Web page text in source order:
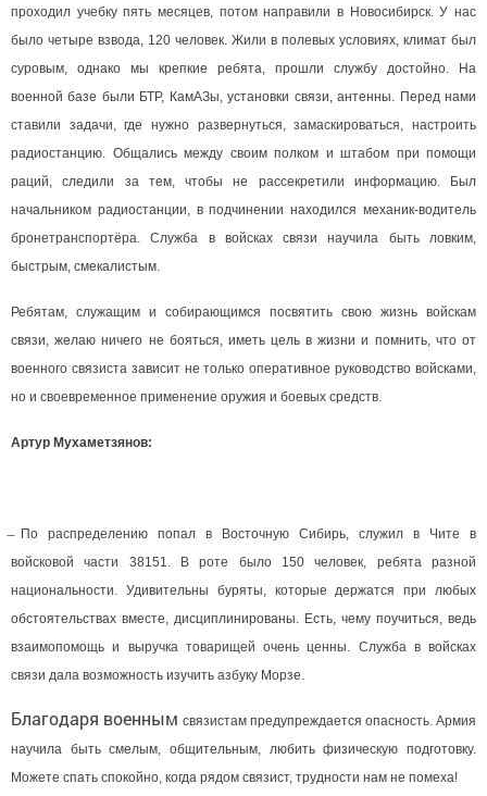
проходил учебку пять месяцев, потом направили в Новосибирск. У нас
было четыре взвода, 120 человек. Жили в полевых условиях, климат был
суровым, однако мы крепкие ребята, прошли службу достойно. На
военной базе были БТР, КамАЗы, установки связи, антенны. Перед нами
ставили задачи, где нужно развернуться, замаскироваться, настроить
радиостанцию. Общались между своим полком и штабом при помощи
раций, следили за тем, чтобы не рассекретили информацию. Был
начальником радиостанции, в подчинении находился механик-водитель
бронетранспортёра. Служба в войсках связи научила быть ловким,
быстрым, смекалистым.
Ребятам, служащим и собирающимся посвятить свою жизнь войскам
связи, желаю ничего не бояться, иметь цель в жизни и помнить, что от
военного связиста зависит не только оперативное руководство войсками,
но и своевременное применение оружия и боевых средств.
Артур Мухаметзянов:
̶ По распределению попал в Восточную Сибирь, служил в Чите в
войсковой части 38151. В роте было 150 человек, ребята разной
национальности. Удивительны буряты, которые держатся при любых
обстоятельствах вместе, дисциплинированы. Есть, чему поучиться, ведь
взаимопомощь и выручка товарищей очень ценны. Служба в войсках
связи дала возможность изучить азбуку Морзе.
Благодаря военным связистам предупреждается опасность. Армия
научила быть смелым, общительным, любить физическую подготовку.
Можете спать спокойно, когда рядом связист, трудности нам не помеха!